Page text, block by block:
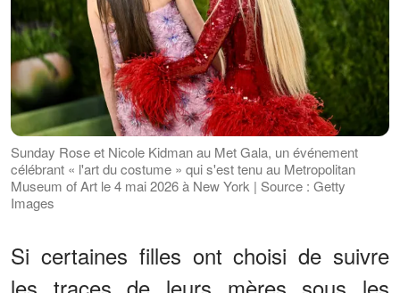
Sunday Rose et Nicole Kidman au Met Gala, un événement
célébrant « l'art du costume » qui s'est tenu au Metropolitan
Museum of Art le 4 mai 2026 à New York | Source : Getty
Images
Si certaines filles ont choisi de suivre